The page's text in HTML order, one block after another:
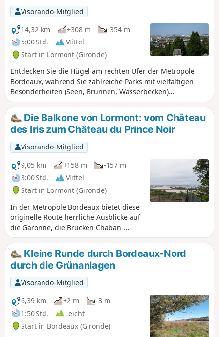
nach Bassens spazieren Und verpassen
Sie nicht den Parc Rozin.
Visorando-Mitglied
14,32 km
+308 m
-354 m
5:00 Std.
Mittel
Start in Lormont (Gironde)
Entdecken Sie die Hügel am rechten Ufer der Metropole
Bordeaux, während Sie zahlreiche Parks mit vielfältigen
Besonderheiten (Seen, Brunnen, Wasserbecken)
durchqueren. Außerdem genießen Sie einen herrlichen
Blick auf das rechte Ufer.
Die Balkone von Lormont: vom Château
des Iris zum Château du Prince Noir
Visorando-Mitglied
9,05 km
+158 m
-157 m
3:00 Std.
Mittel
Start in Lormont (Gironde)
In der Metropole Bordeaux bietet diese
originelle Route herrliche Ausblicke auf
die Garonne, die Brücken Chaban-
Delmas und Aquitaine sowie die Cité du
Vin und weit darüber hinaus, und das
alles inmitten der Natur, aber auch ein
Stück des „alten” Lormont. Achtung,
zahlreiche Treppen (aber in sehr gutem
Zustand).
Kleine Runde durch Bordeaux-Nord
durch die Grünanlagen
Visorando-Mitglied
6,39 km
+2 m
-3 m
1:50 Std.
Leicht
Start in Bordeaux (Gironde)